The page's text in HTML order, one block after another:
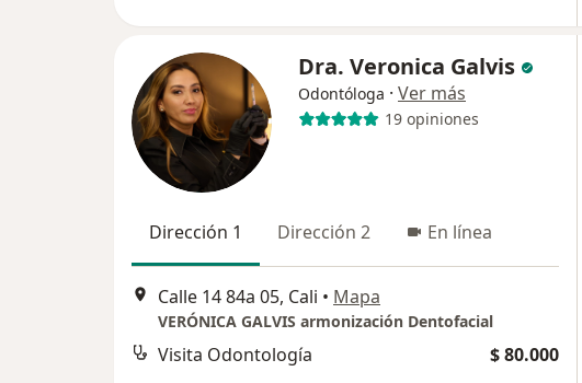
Dra. Veronica Galvis
Odontóloga · Ver más
19 opiniones
Dirección 1 Dirección 2 En línea
Calle 14 84a 05, Cali • Mapa
VERÓNICA GALVIS armonización Dentofacial
Visita Odontología $ 80.000